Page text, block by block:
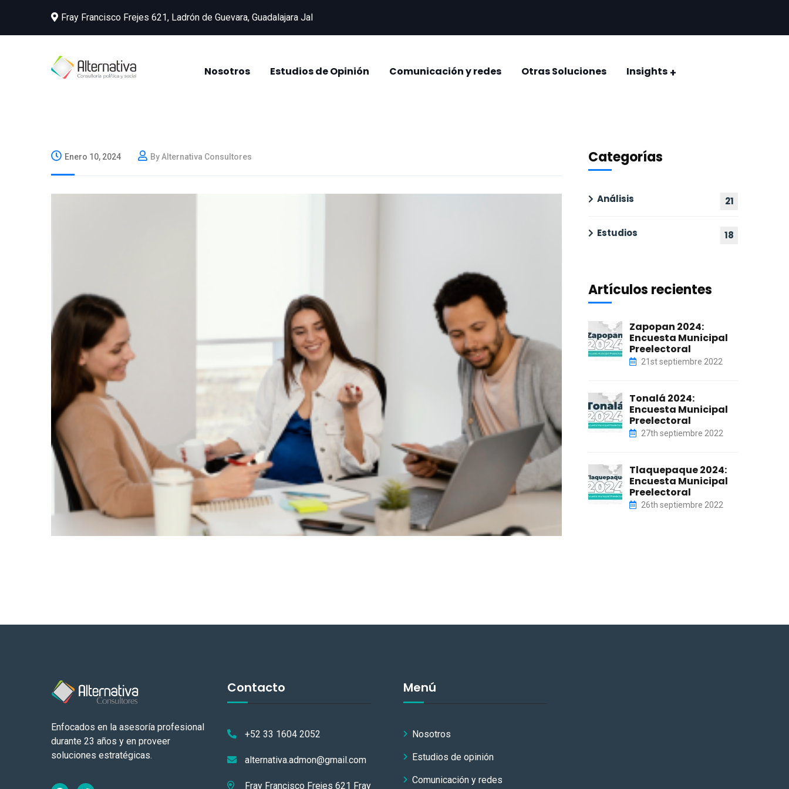
Fray Francisco Frejes 621, Ladrón de Guevara, Guadalajara Jal
Nosotros Estudios de Opinión Comunicación y redes Otras Soluciones Insights
Enero 10, 2024 By Alternativa Consultores Categorías
Análisis 21
Estudios 18
Artículos recientes
Zapopan 2024:
Encuesta Municipal
Preelectoral
21st septiembre 2022
Tonalá 2024:
Encuesta Municipal
Preelectoral
27th septiembre 2022
Tlaquepaque 2024:
Encuesta Municipal
Preelectoral
26th septiembre 2022
Enfocados en la asesoría profesional
durante 23 años y en proveer
soluciones estratégicas.
Contacto
+52 33 1604 2052
alternativa.admon@gmail.com
Fray Francisco Frejes 621 Fray
Menú
Nosotros
Estudios de opinión
Comunicación y redes